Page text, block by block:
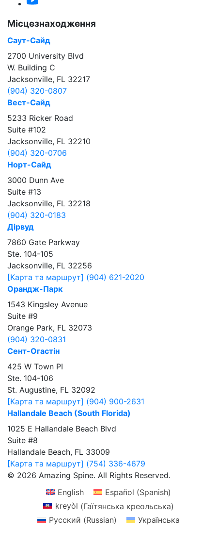
Місцезнаходження
Саут-Сайд
2700 University Blvd
W. Building C
Jacksonville, FL 32217
(904) 320-0807
Вест-Сайд
5233 Ricker Road
Suite #102
Jacksonville, FL 32210
(904) 320-0706
Норт-Сайд
3000 Dunn Ave
Suite #13
Jacksonville, FL 32218
(904) 320-0183
Дірвуд
7860 Gate Parkway
Ste. 104-105
Jacksonville, FL 32256
[Карта та маршрут] (904) 621-2020
Орандж-Парк
1543 Kingsley Avenue
Suite #9
Orange Park, FL 32073
(904) 320-0831
Сент-Огастін
425 W Town PI
Ste. 104-106
St. Augustine, FL 32092
[Карта та маршрут] (904) 900-2631
Hallandale Beach (South Florida)
1025 E Hallandale Beach Blvd
Suite #8
Hallandale Beach, FL 33009
[Карта та маршрут] (754) 336-4679
© 2026 Amazing Spine. All Rights Reserved.
English
Español (Spanish)
kreyòl (Гаїтянська креольська)
Русский (Russian) Українська